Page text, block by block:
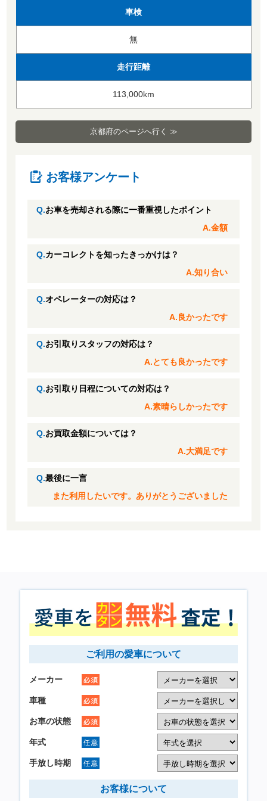
車検
無
走行距離
113,000km
京都府のページへ行く ≫
お客様アンケート
Q.お車を売却される際に一番重視したポイント
A.金額
Q.カーコレクトを知ったきっかけは？
A.知り合い
Q.オペレーターの対応は？
A.良かったです
Q.お引取りスタッフの対応は？
A.とても良かったです
Q.お引取り日程についての対応は？
A.素晴らしかったです
Q.お買取金額については？
A.大満足です
Q.最後に一言
また利用したいです。ありがとうございました